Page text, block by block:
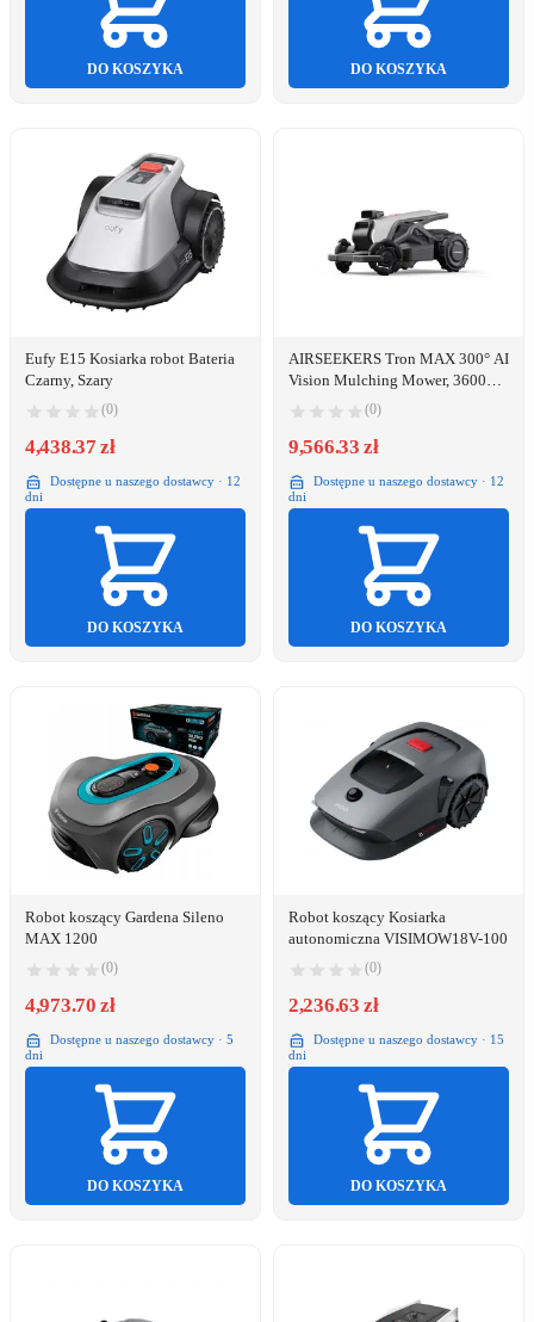
DO KOSZYKA DO KOSZYKA
Eufy E15 Kosiarka robot Bateria
Czarny, Szary
(0)
4,438.37 zł
Dostępne u naszego dostawcy · 12
dni
DO KOSZYKA
AIRSEEKERS Tron MAX 300° AI
Vision Mulching Mower, 3600m²,
Ai Vision + NRTK
(0)
9,566.33 zł
Dostępne u naszego dostawcy · 12
dni
DO KOSZYKA
Robot koszący Gardena Sileno
MAX 1200
(0)
4,973.70 zł
Dostępne u naszego dostawcy · 5
dni
DO KOSZYKA
Robot koszący Kosiarka
autonomiczna VISIMOW18V-100
(0)
2,236.63 zł
Dostępne u naszego dostawcy · 15
dni
DO KOSZYKA